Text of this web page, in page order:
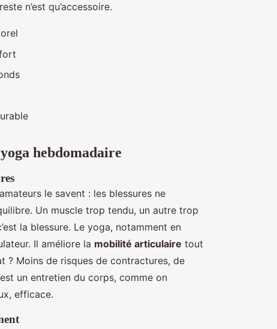
n’est qu’accessoire.
hebdomadaire
le savent : les blessures ne
Un muscle trop tendu, un autre trop
la blessure. Le yoga, notamment en
Il améliore la mobilité articulaire tout
? Moins de risques de contractures, de
un entretien du corps, comme on
efficace.